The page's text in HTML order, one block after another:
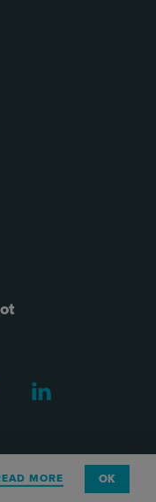
MORE OK
Twitter